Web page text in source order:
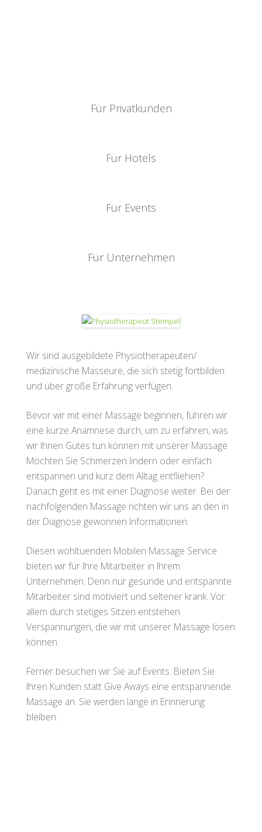
Für Privatkunden
Für Hotels
Für Events
Für Unternehmen
Wir sind ausgebildete Physiotherapeuten/
medizinische Masseure, die sich stetig fortbilden
und über große Erfahrung verfügen.
Bevor wir mit einer Massage beginnen, führen wir
eine kurze Anamnese durch, um zu erfahren, was
wir Ihnen Gutes tun können mit unserer Massage.
Möchten Sie Schmerzen lindern oder einfach
entspannen und kurz dem Alltag entfliehen?
Danach geht es mit einer Diagnose weiter. Bei der
nachfolgenden Massage richten wir uns an den in
der Diagnose gewonnen Informationen.
Diesen wohltuenden Mobilen Massage Service
bieten wir für Ihre Mitarbeiter in Ihrem
Unternehmen. Denn nur gesunde und entspannte
Mitarbeiter sind motiviert und seltener krank. Vor
allem durch stetiges Sitzen entstehen
Verspannungen, die wir mit unserer Massage lösen
können.
Ferner besuchen wir Sie auf Events. Bieten Sie
Ihren Kunden statt Give Aways eine entspannende
Massage an. Sie werden lange in Erinnerung
bleiben.